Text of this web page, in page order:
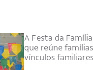
A Festa da
que reúne
vínculos